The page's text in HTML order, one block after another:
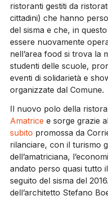
ristoranti gestiti da
cittadini) che hanno
del sisma e che, in
essere nuovamente
nell’area food si trova la
studenti delle scuole,
eventi di solidarietà e
organizzate dal Comune.
Il nuovo polo della
Amatrice e sorge grazie
subito promossa da
rilanciare, con il turismo
dell’amatriciana,
andato perso quasi tutto
seguito del sisma del
dell’architetto Stefano